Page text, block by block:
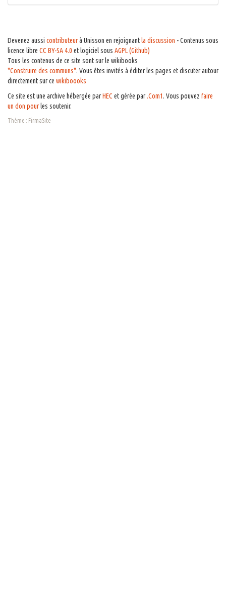
Devenez aussi contributeurà Unisson en rejoignantla discussion - Contenus sous
licence libre CC BY-SA 4.0 et logiciel sous AGPL (Github)
Tous les contenus de ce site sont sur le wikibooks
"Construire des communs". Vous êtes invités à éditer les pages et discuter autour
directement sur ce wikiboooks
Ce site est une archive hébergée parHECet gérée par.Com1. Vous pouvez faire
un don pourles soutenir.
Thème : FirmaSite